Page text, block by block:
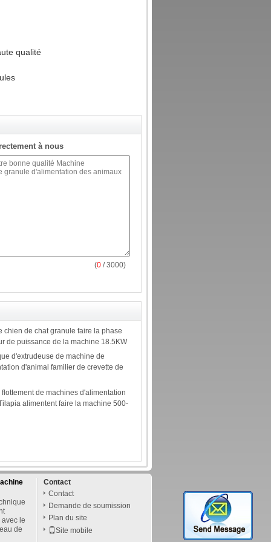
qualité
à nous
(0 / 3000)
chien de chat granule faire la phase
de puissance de la machine 18.5KW
d'extrudeuse de machine de
d'animal familier de crevette de
de machines d'alimentation
alimentent faire la machine 500-
le
de
Contact
Contact
Demande de soumission
Plan du site
Site mobile